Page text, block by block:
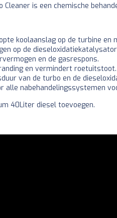
Cleaner is een chemische
koolaanslag op de turbine
op de
en de gasrespons.
en vermindert roetuitstoot.
van de turbo en de
alle nabehandelingssystemen
40Liter diesel toevoegen.